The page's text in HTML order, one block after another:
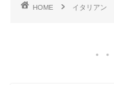
HOME イタリアン